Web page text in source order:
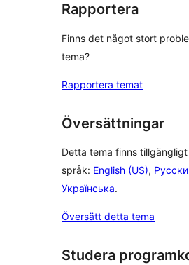
Rapportera
Finns det något stort
tema?
Rapportera temat
Översättningar
Detta tema finns
språk: English (US),
Українська.
Översätt detta tema
Studera